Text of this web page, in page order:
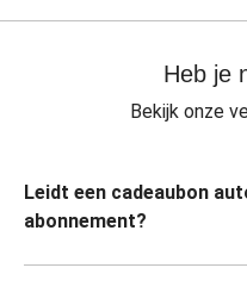
Heb je
Bekijk onze
Leidt een cadeaubon
abonnement?